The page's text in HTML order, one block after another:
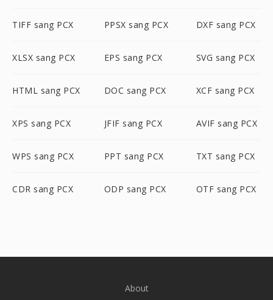
TIFF sang PCX PPSX sang PCX DXF sang PCX
XLSX sang PCX EPS sang PCX SVG sang PCX
HTML sang PCX DOC sang PCX XCF sang PCX
XPS sang PCX JFIF sang PCX AVIF sang PCX
WPS sang PCX PPT sang PCX TXT sang PCX
CDR sang PCX ODP sang PCX OTF sang PCX
About